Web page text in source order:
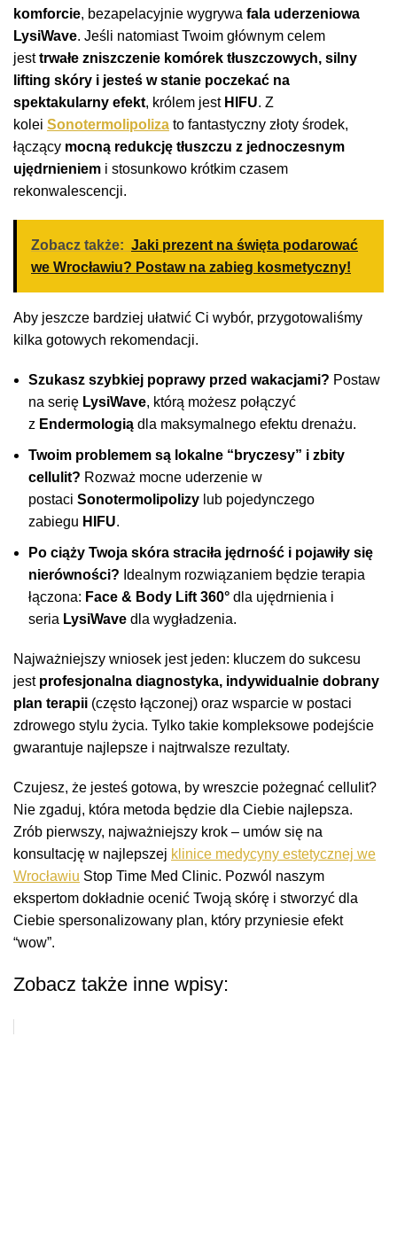
komforcie, bezapelacyjnie wygrywa fala uderzeniowa
LysiWave. Jeśli natomiast Twoim głównym celem
jesttrwałe zniszczenie komórek tłuszczowych, silny
lifting skóry i jesteś w stanie poczekać na
spektakularny efekt, królem jest HIFU. Z
kolei Sonotermolipoliza to fantastyczny złoty środek,
łączący mocną redukcję tłuszczu z jednoczesnym
ujędrnieniem i stosunkowo krótkim czasem
rekonwalescencji.
Zobacz także: Jaki prezent na święta podarować
we Wrocławiu? Postaw na zabieg kosmetyczny!
Aby jeszcze bardziej ułatwić Ci wybór, przygotowaliśmy
kilka gotowych rekomendacji.
Szukasz szybkiej poprawy przed wakacjami? Postaw
na serię LysiWave, którą możesz połączyć
z Endermologią dla maksymalnego efektu drenażu.
Twoim problemem są lokalne “bryczesy” i zbity
cellulit? Rozważ mocne uderzenie w
postaci Sonotermolipolizy lub pojedynczego
zabiegu HIFU.
Po ciąży Twoja skóra straciła jędrność i pojawiły się
nierówności? Idealnym rozwiązaniem będzie terapia
łączona: Face & Body Lift 360° dla ujędrnienia i
seria LysiWave dla wygładzenia.
Najważniejszy wniosek jest jeden: kluczem do sukcesu
jest profesjonalna diagnostyka, indywidualnie dobrany
plan terapii (często łączonej) oraz wsparcie w postaci
zdrowego stylu życia. Tylko takie kompleksowe podejście
gwarantuje najlepsze i najtrwalsze rezultaty.
Czujesz, że jesteś gotowa, by wreszcie pożegnać cellulit?
Nie zgaduj, która metoda będzie dla Ciebie najlepsza.
Zrób pierwszy, najważniejszy krok – umów się na
konsultację w najlepszej klinice medycyny estetycznej we
Wrocławiu Stop Time Med Clinic. Pozwól naszym
ekspertom dokładnie ocenić Twoją skórę i stworzyć dla
Ciebie spersonalizowany plan, który przyniesie efekt
“wow”.
Zobacz także inne wpisy: